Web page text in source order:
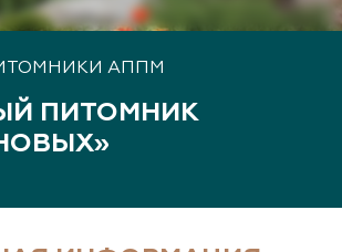
АППМ
ПИТОМНИК